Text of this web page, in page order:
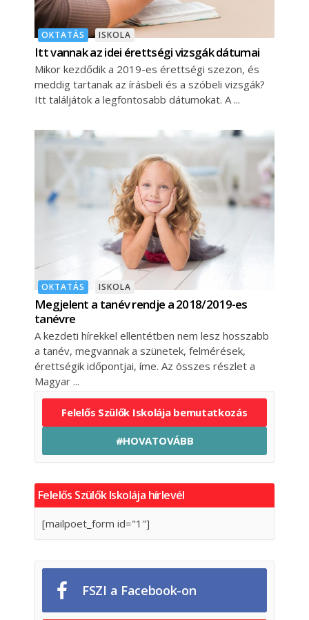
OKTATÁS ISKOLA
Itt vannak az idei érettségi vizsgák dátumai
Mikor kezdődik a 2019-es érettségi szezon, és
meddig tartanak az írásbeli és a szóbeli vizsgák?
Itt találjátok a legfontosabb dátumokat. A
OKTATÁS ISKOLA
Megjelent a tanév rendje a 2018/2019-es
tanévre
A kezdeti hírekkel ellentétben nem lesz hosszabb
a tanév, megvannak a szünetek, felmérések,
érettségik időpontjai, íme. Az összes részlet a
Magyar
Felelős Szülők Iskolája bemutatkozás
#HOVATOVÁBB
Felelős Szülők Iskolája hírlevél
[mailpoet_form id="1"]
FSZI a Facebook-on